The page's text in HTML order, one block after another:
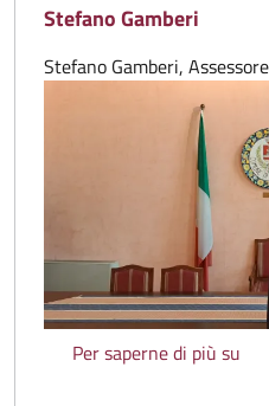
Stefano Gamberi
Stefano Gamberi, Assessore
Per saperne di più su